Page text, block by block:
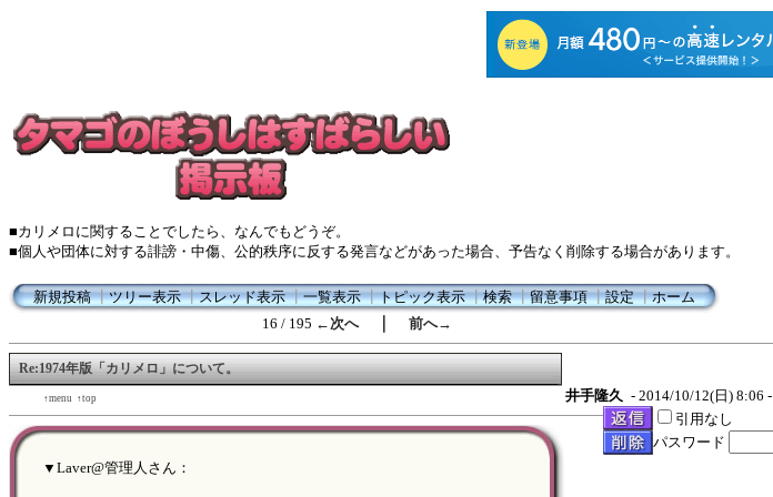
■カリメロに関することでしたら、なんでもどうぞ。
■個人や団体に対する誹謗・中傷、公的秩序に反する発言などがあった場合、予告なく削除する場合があります。
新規投稿┃ツリー表示┃スレッド表示┃一覧表示┃トピック表示┃検索┃留意事項┃設定┃ホーム
16 / 195 ←次へ｜ 前へ→
Re:1974年版「カリメロ」について。
↑menu ↑top 井手隆久 - 2014/10/12(日) 8:06 -
引用なし
パスワード
▼Laver@管理人さん：